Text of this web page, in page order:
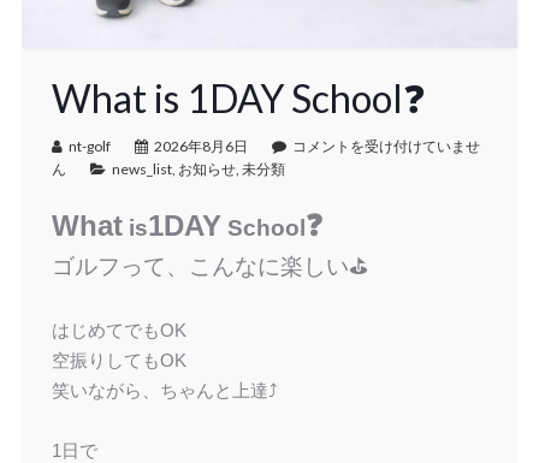
What is 1DAY School❓
nt-golf 2026年8月6日
コメントを受け付けていませ
ん
news_list, お知らせ, 未分類
Whatis1DAY School ❓
ゴルフって、こんなに楽しい⛳️
はじめてでもOK
空振りしてもOK
笑いながら、ちゃんと上達⤴️
1日で